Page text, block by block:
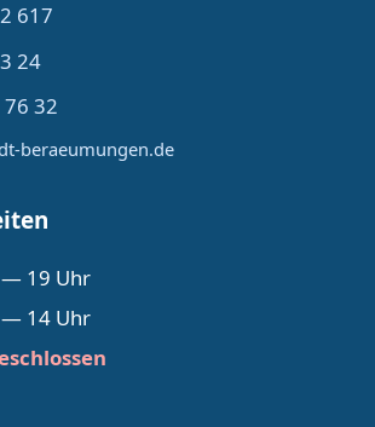
617
24
32
beraeumungen.de
19 Uhr
14 Uhr